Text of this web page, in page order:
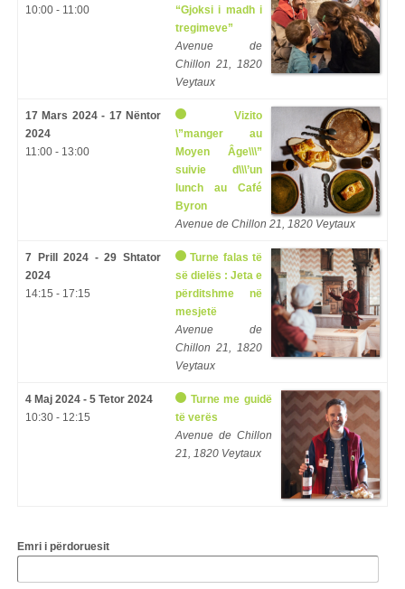
10:00 - 11:00
“Gjoksi i madh i
tregimeve”
Avenue de
Chillon 21, 1820
Veytaux
17 Mars 2024 - 17 Nëntor
2024
11:00 - 13:00
Vizito
\”manger au
Moyen Âge\\\”
suivie d\\\’un
lunch au Café
Byron
Avenue de Chillon 21, 1820 Veytaux
7 Prill 2024 - 29 Shtator
2024
14:15 - 17:15
Turne falas të
së dielës : Jeta e
përditshme në
mesjetë
Avenue de
Chillon 21, 1820
Veytaux
4 Maj 2024 - 5 Tetor 2024
10:30 - 12:15
Turne me guidë
të verës
Avenue de Chillon
21, 1820 Veytaux
Emri i përdoruesit